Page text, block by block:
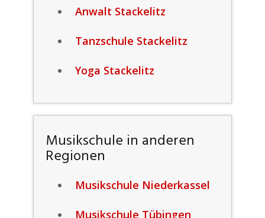
Anwalt Stackelitz
Tanzschule Stackelitz
Yoga Stackelitz
Musikschule in anderen
Regionen
Musikschule Niederkassel
Musikschule Tübingen